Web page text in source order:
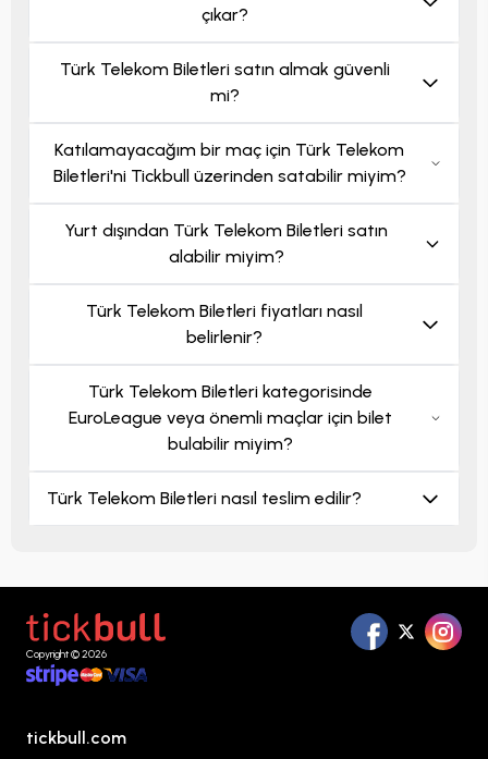
çıkar?
Türk Telekom Biletleri satın almak güvenli
mi?
Katılamayacağım bir maç için Türk Telekom
Biletleri'ni Tickbull üzerinden satabilir miyim?
Yurt dışından Türk Telekom Biletleri satın
alabilir miyim?
Türk Telekom Biletleri fiyatları nasıl
belirlenir?
Türk Telekom Biletleri kategorisinde
EuroLeague veya önemli maçlar için bilet
bulabilir miyim?
Türk Telekom Biletleri nasıl teslim edilir?
Copyright © 2026
tickbull.com